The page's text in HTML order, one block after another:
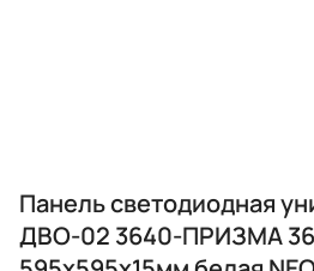
Панель светодиодная
ДВО-02 3640-ПРИЗМА